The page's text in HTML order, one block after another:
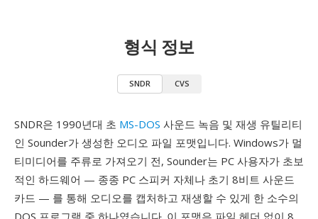
형식 정보
SNDR CVS
SNDR은 1990년대 초 MS-DOS 사운드 녹음 및 재생 유틸리티
인 Sounder가 생성한 오디오 파일 포맷입니다. Windows가 멀
티미디어를 주류로 가져오기 전, Sounder는 PC 사용자가 초보
적인 하드웨어 — 종종 PC 스피커 자체나 초기 8비트 사운드
카드 — 를 통해 오디오를 캡처하고 재생할 수 있게 한 소수의
DOS 프로그램 중 하나였습니다. 이 포맷은 파일 헤더 없이 8